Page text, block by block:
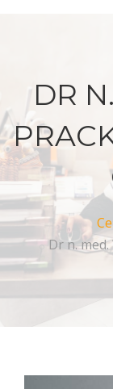
DR
Dr n.